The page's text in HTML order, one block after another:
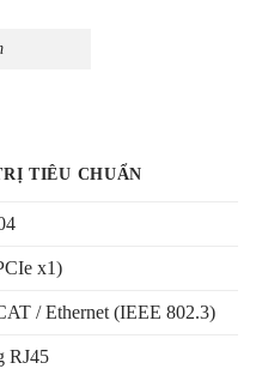
TIÊU CHUẨN
x1)
/ Ethernet (IEEE 802.3)
RJ45